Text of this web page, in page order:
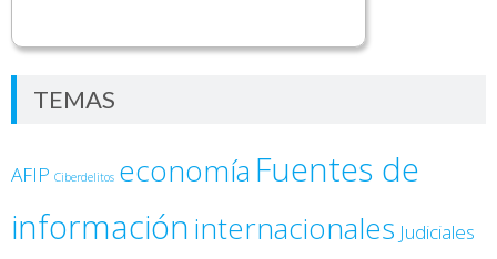
TEMAS
AFIP Ciberdelitos economía Fuentes de
informacióninternacionales Judiciales